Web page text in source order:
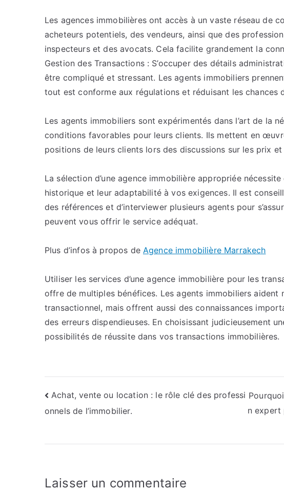
Les agences immobilières ont accès à un vaste réseau de
acheteurs potentiels, des vendeurs, ainsi que des
inspecteurs et des avocats. Cela facilite grandement la
Gestion des Transactions : S’occuper des détails
être compliqué et stressant. Les agents immobiliers
tout est conforme aux régulations et réduisant les chances
Les agents immobiliers sont expérimentés dans l’art de la
conditions favorables pour leurs clients. Ils mettent en
positions de leurs clients lors des discussions sur les prix
La sélection d’une agence immobilière appropriée
historique et leur adaptabilité à vos exigences. Il est
des références et d’interviewer plusieurs agents pour
peuvent vous offrir le service adéquat.
Plus d’infos à propos deAgence immobilière Marrakech
Utiliser les services d’une agence immobilière pour les
offre de multiples bénéfices. Les agents immobiliers aident
transactionnel, mais offrent aussi des connaissances
des erreurs dispendieuses. En choisissant judicieusement
possibilités de réussite dans vos transactions immobilières.
Navigation
de
l’article
Achat, vente ou location : le rôle clé des professi
onnels de l’immobilier.
n expert
Laisser un commentaire